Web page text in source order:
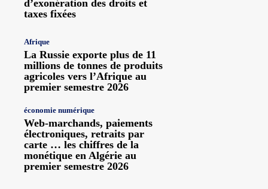
d’exonération des droits et
taxes fixées
Afrique
La Russie exporte plus de 11
millions de tonnes de produits
agricoles vers l’Afrique au
premier semestre 2026
économie numérique
Web-marchands, paiements
électroniques, retraits par
carte … les chiffres de la
monétique en Algérie au
premier semestre 2026